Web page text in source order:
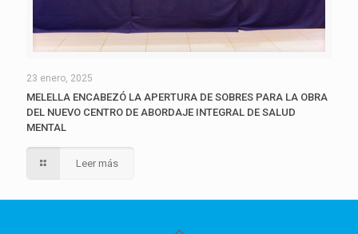
23 enero, 2025
MELELLA ENCABEZÓ LA APERTURA DE SOBRES PARA LA OBRA
DEL NUEVO CENTRO DE ABORDAJE INTEGRAL DE SALUD
MENTAL
Leer más